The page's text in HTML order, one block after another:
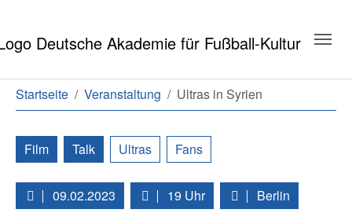
Sie sind hier:
Startseite Veranstaltung Ultras in Syrien
Film Talk Ultras Fans
09.02.2023 19 Uhr Berlin